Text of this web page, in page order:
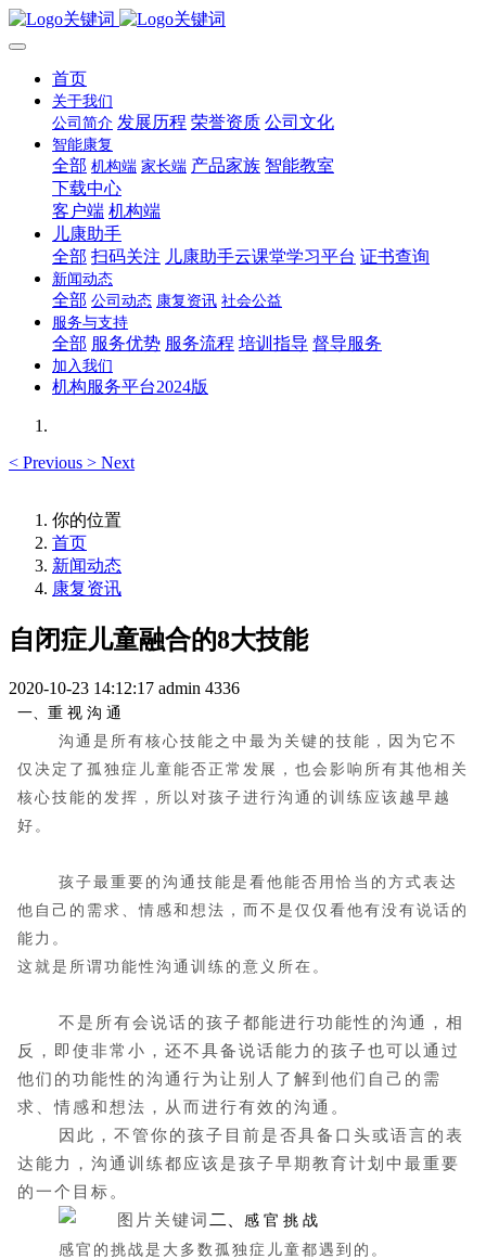
首页
关于我们
公司简介 发展历程 荣誉资质 公司文化
智能康复
全部 机构端 家长端 产品家族 智能教室
下载中心
客户端 机构端
儿康助手
全部 扫码关注 儿康助手云课堂学习平台 证书查询
新闻动态
全部 公司动态 康复资讯 社会公益
服务与支持
全部 服务优势 服务流程 培训指导 督导服务
加入我们
机构服务平台2024版
< Previous > Next
你的位置
首页
新闻动态
康复资讯
自闭症儿童融合的8大技能
2020-10-23 14:12:17 admin 4336
一、重 视 沟 通
沟通是所有核心技能之中最为关键的技能，因为它不
仅决定了孤独症儿童能否正常发展，也会影响所有其他相关
核心技能的发挥，所以对孩子进行沟通的训练应该越早越
好。
孩子最重要的沟通技能是看他能否用恰当的方式表达
他自己的需求、情感和想法，而不是仅仅看他有没有说话的
能力。
这就是所谓功能性沟通训练的意义所在。
不是所有会说话的孩子都能进行功能性的沟通，相
反，即使非常小，还不具备说话能力的孩子也可以通过
他们的功能性的沟通行为让别人了解到他们自己的需
求、情感和想法，从而进行有效的沟通。
因此，不管你的孩子目前是否具备口头或语言的表
达能力，沟通训练都应该是孩子早期教育计划中最重要
的一个目标。
二、 感 官 挑 战
感官的挑战是大多数孤独症儿童都遇到的。